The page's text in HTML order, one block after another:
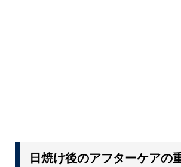
日焼け後のアフターケアの